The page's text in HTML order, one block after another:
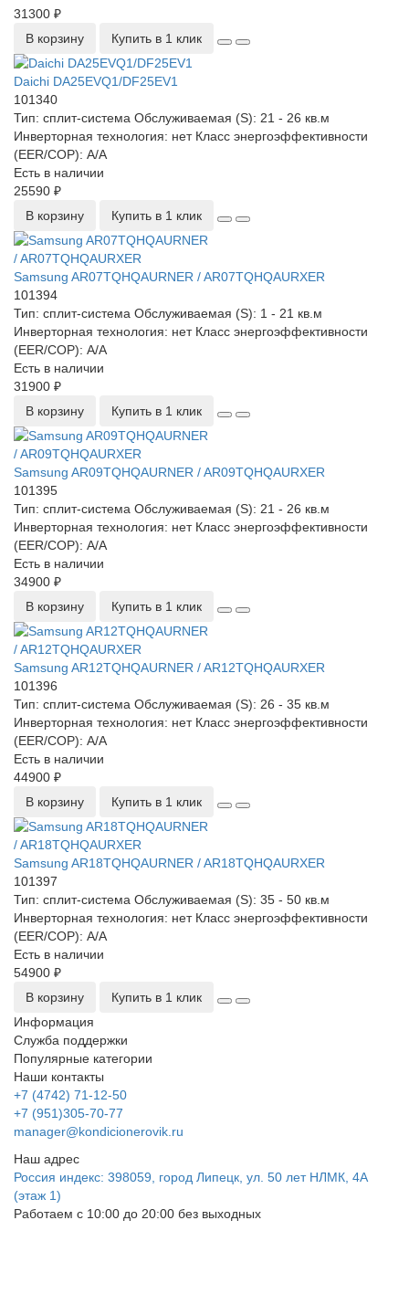
31300 ₽
В корзину
Купить в 1 клик
Daichi DA25EVQ1/DF25EV1
101340
Тип: сплит-система Обслуживаемая (S): 21 - 26 кв.м
Инверторная технология: нетКласс энергоэффективности
(EER/COP): A/A
Есть в наличии
25590 ₽
В корзину
Купить в 1 клик
Samsung AR07TQHQAURNER / AR07TQHQAURXER
101394
Тип: сплит-система Обслуживаемая (S): 1 - 21 кв.м
Инверторная технология: нетКласс энергоэффективности
(EER/COP): A/A
Есть в наличии
31900 ₽
В корзину
Купить в 1 клик
Samsung AR09TQHQAURNER / AR09TQHQAURXER
101395
Тип: сплит-система Обслуживаемая (S): 21 - 26 кв.м
Инверторная технология: нетКласс энергоэффективности
(EER/COP): A/A
Есть в наличии
34900 ₽
В корзину
Купить в 1 клик
Samsung AR12TQHQAURNER / AR12TQHQAURXER
101396
Тип: сплит-система Обслуживаемая (S): 26 - 35 кв.м
Инверторная технология: нетКласс энергоэффективности
(EER/COP): A/A
Есть в наличии
44900 ₽
В корзину
Купить в 1 клик
Samsung AR18TQHQAURNER / AR18TQHQAURXER
101397
Тип: сплит-система Обслуживаемая (S): 35 - 50 кв.м
Инверторная технология: нетКласс энергоэффективности
(EER/COP): A/A
Есть в наличии
54900 ₽
В корзину
Купить в 1 клик
Информация
Служба поддержки
Популярные категории
Наши контакты
+7 (4742) 71-12-50
+7 (951)305-70-77
manager@kondicionerovik.ru
Наш адрес
Россия индекс: 398059, город Липецк, ул. 50 лет НЛМК, 4А
(этаж 1)
Работаем с 10:00 до 20:00 без выходных